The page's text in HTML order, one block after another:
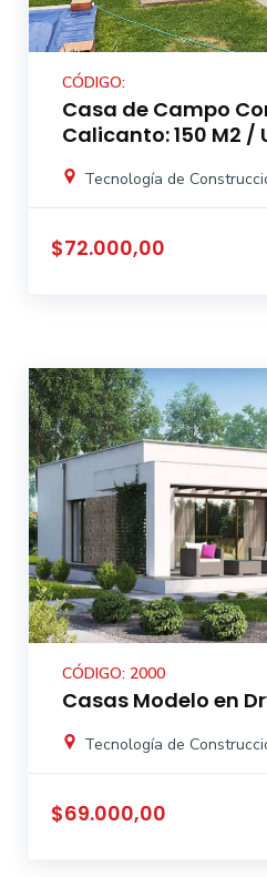
CÓDIGO:
Casa de Campo
Calicanto: 150 M2 /
Tecnología de
$72.000,00
CÓDIGO: 2000
Casas Modelo en
Tecnología de
$69.000,00